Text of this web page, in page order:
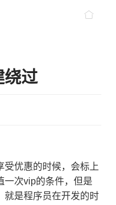
过
受优惠的时候，会标上
一次vip的条件，但是
就是程序员在开发的时